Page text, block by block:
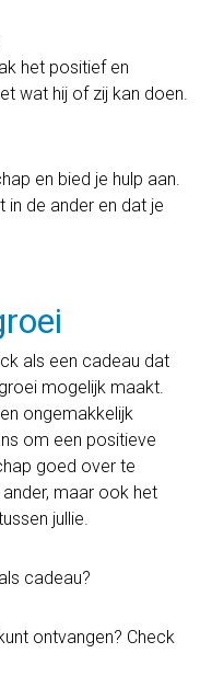
het positief en
wat hij of zij kan doen.
en bied je hulp aan.
in de ander en dat je
als een cadeau dat
mogelijk maakt.
ongemakkelijk
om een positieve
goed over te
maar ook het
jullie.
cadeau?
ontvangen? Check